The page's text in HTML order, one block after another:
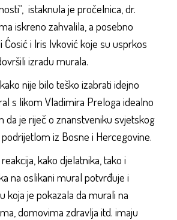
istaknula je pročelnica, dr.
iskreno zahvalila, a posebno
i Iris Ivković koje su usprkos
izradu murala.
nije bilo teško izabrati idejno
s likom Vladimira Preloga idealno
da je riječ o znanstveniku svjetskog
iz Bosne i Hercegovine.
kako djelatnika, tako i
na oslikani mural potvrđuje i
koja je pokazala da murali na
domovima zdravlja itd. imaju